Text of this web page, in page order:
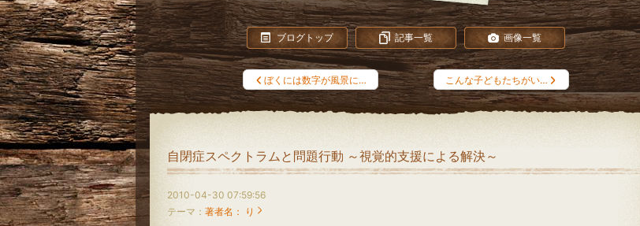
ブログトップ 記事一覧 画像一覧
ぼくには数字が風景に… こんな子どもたちがい…
自閉症スペクトラムと問題行動 ～視覚的支援による解決～
2010-04-30 07:59:56
テーマ： 著者名： り